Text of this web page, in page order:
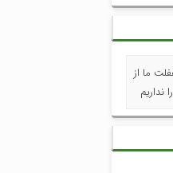
ما از